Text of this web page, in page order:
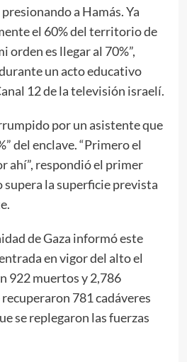
a Hamás. Ya
el 60% del territorio de
orden es llegar al 70%”,
un acto educativo
12 de la televisión israelí.
por un asistente que
del enclave. “Primero el
ahí”, respondió el primer
la superficie prevista
de Gaza informó este
en vigor del alto el
922 muertos y 2,786
781 cadáveres
se replegaron las fuerzas